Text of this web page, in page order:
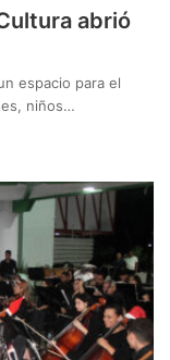
abrió
espacio para el
niños…